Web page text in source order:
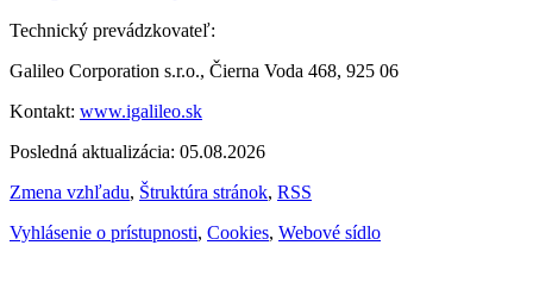
Technický prevádzkovateľ:
Galileo Corporation s.r.o., Čierna Voda 468, 925 06
Kontakt: www.igalileo.sk
Posledná aktualizácia: 05.08.2026
Zmena vzhľadu, Štruktúra stránok, RSS
Vyhlásenie o prístupnosti, Cookies, Webové sídlo